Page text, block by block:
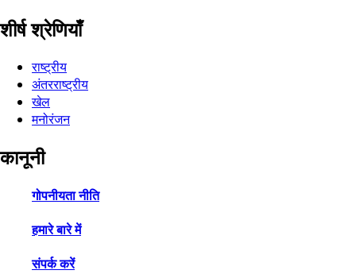
शीर्ष श्रेणियाँ
राष्ट्रीय
अंतरराष्ट्रीय
खेल
मनोरंजन
कानूनी
गोपनीयता नीति
हमारे बारे में
संपर्क करें